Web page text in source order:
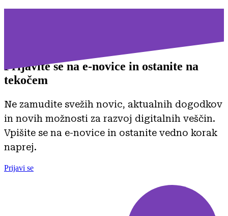
Prijavite se na e-novice in ostanite na
tekočem
Ne zamudite svežih novic, aktualnih dogodkov
in novih možnosti za razvoj digitalnih veščin.
Vpišite se na e-novice in ostanite vedno korak
naprej.
Prijavi se